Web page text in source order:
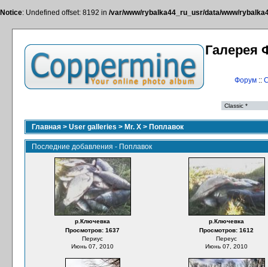
Notice: Undefined offset: 8192 in /var/www/rybalka44_ru_usr/data/www/
Галерея
Форум::
Главная > User galleries > Mr. X > Поплавок
Последние добавления - Поплавок
р.Ключевка
Просмотров: 1637
Периус
Июнь 07, 2010
р.Ключевка
Просмотров: 1612
Переус
Июнь 07, 2010